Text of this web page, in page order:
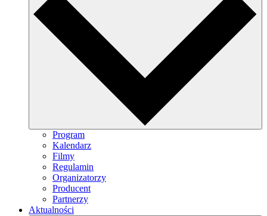
Program
Kalendarz
Filmy
Regulamin
Organizatorzy
Producent
Partnerzy
Aktualności